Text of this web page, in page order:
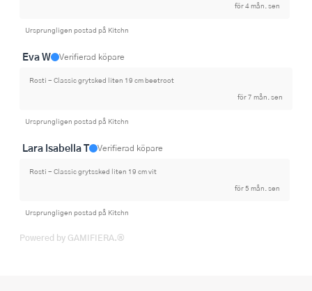
för 4 mån. sen
Ursprungligen postad på Kitchn
Eva W Verifierad köpare
Rosti - Classic grytsked liten 19 cm beetroot
för 7 mån. sen
Ursprungligen postad på Kitchn
Lara Isabella T Verifierad köpare
Rosti - Classic grytssked liten 19 cm vit
för 5 mån. sen
Ursprungligen postad på Kitchn
Powered by GAMIFIERA.®